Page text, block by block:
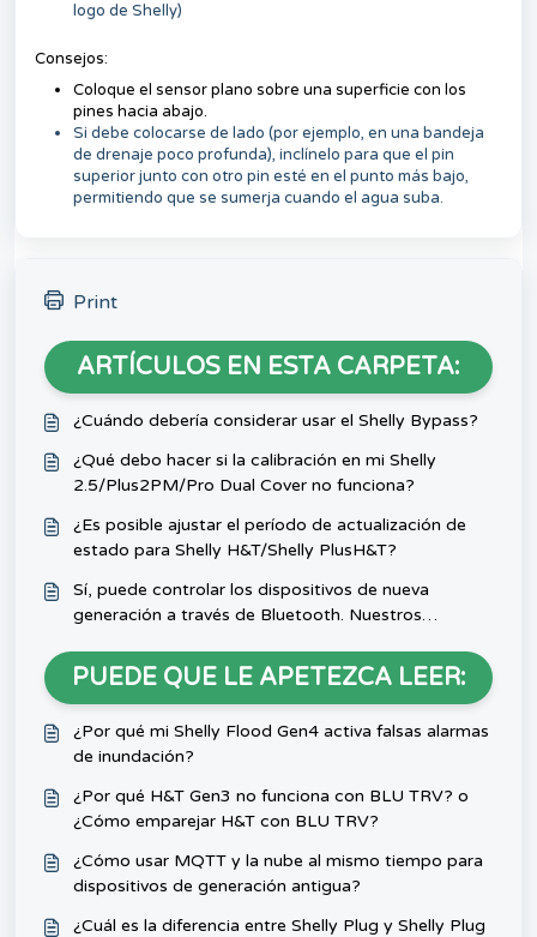
logo de Shelly)
Consejos:
Coloque el sensor plano sobre una superficie con los
pines hacia abajo.
Si debe colocarse de lado (por ejemplo, en una bandeja
de drenaje poco profunda), inclínelo para que el pin
superior junto con otro pin esté en el punto más bajo,
permitiendo que se sumerja cuando el agua suba.
Print
ARTÍCULOS EN ESTA CARPETA:
¿Cuándo debería considerar usar el Shelly Bypass?
¿Qué debo hacer si la calibración en mi Shelly
2.5/Plus2PM/Pro Dual Cover no funciona?
¿Es posible ajustar el período de actualización de
estado para Shelly H&T/Shelly PlusH&T?
Sí, puede controlar los dispositivos de nueva
generación a través de Bluetooth. Nuestros
pueden conectarse y controlarse a través de la
aplicación móvil Shelly.
PUEDE QUE LE APETEZCA LEER:
¿Por qué mi Shelly Flood Gen4 activa falsas alarmas
de inundación?
¿Por qué H&T Gen3 no funciona con BLU TRV? o
¿Cómo emparejar H&T con BLU TRV?
¿Cómo usar MQTT y la nube al mismo tiempo para
dispositivos de generación antigua?
¿Cuál es la diferencia entre Shelly Plug y Shelly Plug